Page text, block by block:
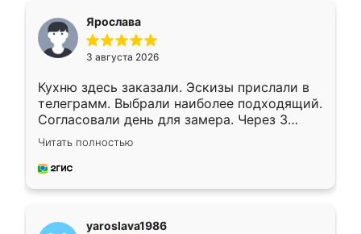
Ярослава
3 августа 2026
Кухню здесь заказали. Эскизы прислали в
телеграмм. Выбрали наиболее подходящий.
Согласовали день для замера. Через 3
недели кухня была уже готова. Остались
довольны работой. Спасибо Ренессанс
мебель за качественную работу!
Читать полностью
yaroslava1986